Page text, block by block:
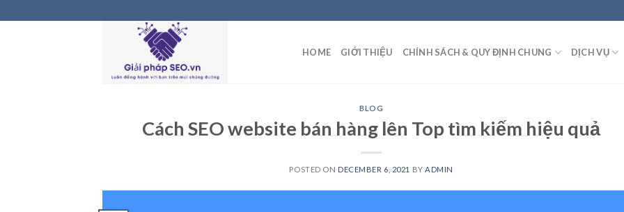
HOME GIỚI THIỆU CHÍNH SÁCH & QUY ĐỊNH CHUNG DỊCH VỤ
BLOG
Cách SEO website bán hàng lên Top tìm kiếm hiệu quả
POSTED ON DECEMBER 6, 2021 BY ADMIN